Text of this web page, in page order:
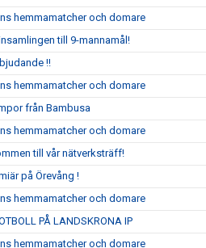
hemmamatcher och domare
till 9-mannamål!
!!
hemmamatcher och domare
från Bambusa
hemmamatcher och domare
till vår nätverksträff!
på Örevång !
hemmamatcher och domare
PÅ LANDSKRONA IP
hemmamatcher och domare